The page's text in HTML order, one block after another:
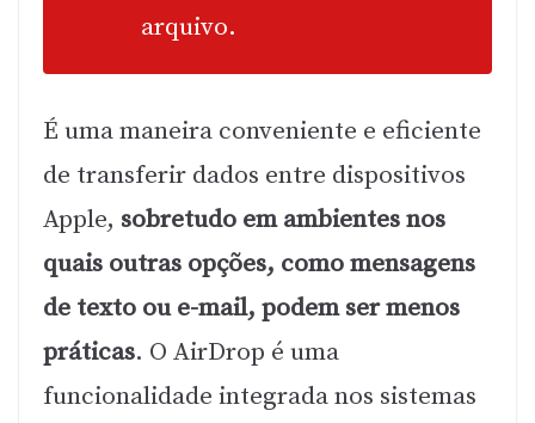
arquivo.
É uma maneira conveniente e eficiente
de transferir dados entre dispositivos
Apple, sobretudo em ambientes nos
quais outras opções, como mensagens
de texto ou e-mail, podem ser menos
práticas. O AirDrop é uma
funcionalidade integrada nos sistemas